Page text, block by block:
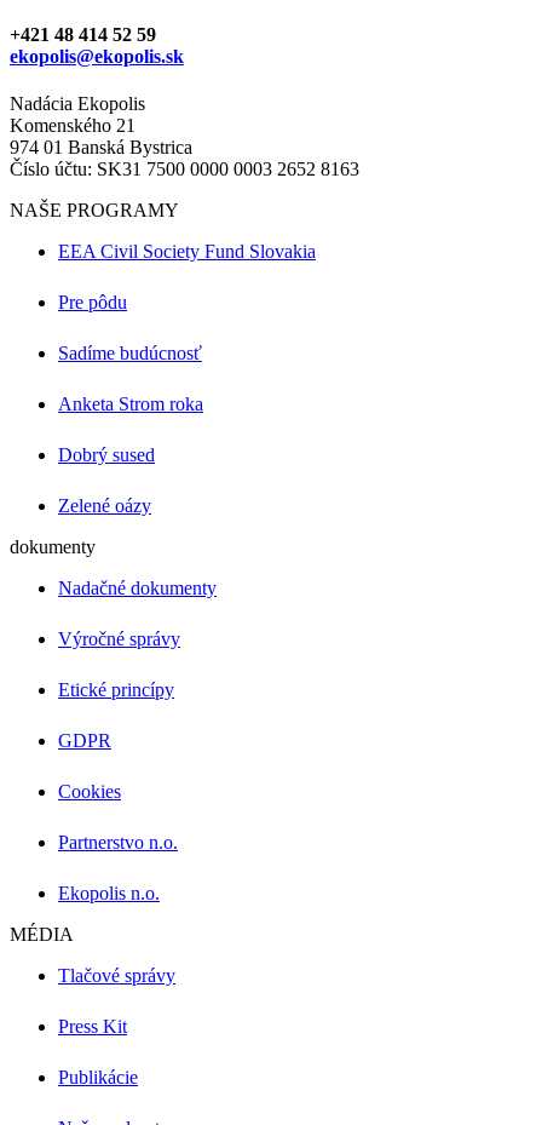
+421 48 414 52 59
ekopolis@ekopolis.sk
Nadácia Ekopolis
Komenského 21
974 01 Banská Bystrica
Číslo účtu: SK31 7500 0000 0003 2652 8163
NAŠE PROGRAMY
EEA Civil Society Fund Slovakia
Pre pôdu
Sadíme budúcnosť
Anketa Strom roka
Dobrý sused
Zelené oázy
dokumenty
Nadačné dokumenty
Výročné správy
Etické princípy
GDPR
Cookies
Partnerstvo n.o.
Ekopolis n.o.
MÉDIA
Tlačové správy
Press Kit
Publikácie